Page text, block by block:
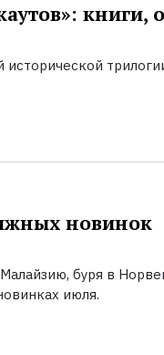
книги, о
новинок
буря в
июля.